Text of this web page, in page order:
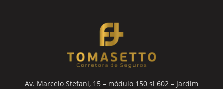
Av. Marcelo Stefani, 15 – módulo 150 sl 602 – Jardim